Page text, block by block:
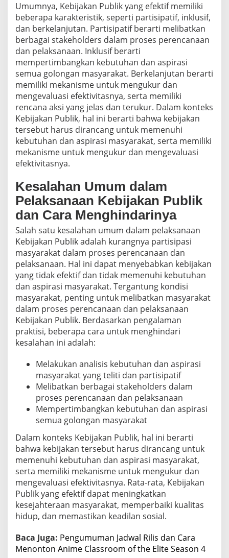
Umumnya, Kebijakan Publik yang efektif memiliki
beberapa karakteristik, seperti partisipatif, inklusif,
dan berkelanjutan. Partisipatif berarti melibatkan
berbagai stakeholders dalam proses perencanaan
dan pelaksanaan. Inklusif berarti
mempertimbangkan kebutuhan dan aspirasi
semua golongan masyarakat. Berkelanjutan berarti
memiliki mekanisme untuk mengukur dan
mengevaluasi efektivitasnya, serta memiliki
rencana aksi yang jelas dan terukur. Dalam konteks
Kebijakan Publik, hal ini berarti bahwa kebijakan
tersebut harus dirancang untuk memenuhi
kebutuhan dan aspirasi masyarakat, serta memiliki
mekanisme untuk mengukur dan mengevaluasi
efektivitasnya.
Kesalahan Umum dalam
Pelaksanaan Kebijakan Publik
dan Cara Menghindarinya
Salah satu kesalahan umum dalam pelaksanaan
Kebijakan Publik adalah kurangnya partisipasi
masyarakat dalam proses perencanaan dan
pelaksanaan. Hal ini dapat menyebabkan kebijakan
yang tidak efektif dan tidak memenuhi kebutuhan
dan aspirasi masyarakat. Tergantung kondisi
masyarakat, penting untuk melibatkan masyarakat
dalam proses perencanaan dan pelaksanaan
Kebijakan Publik. Berdasarkan pengalaman
praktisi, beberapa cara untuk menghindari
kesalahan ini adalah:
Melakukan analisis kebutuhan dan aspirasi
masyarakat yang teliti dan partisipatif
Melibatkan berbagai stakeholders dalam
proses perencanaan dan pelaksanaan
Mempertimbangkan kebutuhan dan aspirasi
semua golongan masyarakat
Dalam konteks Kebijakan Publik, hal ini berarti
bahwa kebijakan tersebut harus dirancang untuk
memenuhi kebutuhan dan aspirasi masyarakat,
serta memiliki mekanisme untuk mengukur dan
mengevaluasi efektivitasnya. Rata-rata, Kebijakan
Publik yang efektif dapat meningkatkan
kesejahteraan masyarakat, memperbaiki kualitas
hidup, dan memastikan keadilan sosial.
Baca Juga: Pengumuman Jadwal Rilis dan Cara
Menonton Anime Classroom of the Elite Season 4